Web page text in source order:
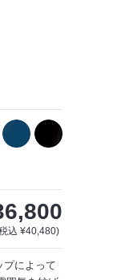
込 ¥40,480)
プによって